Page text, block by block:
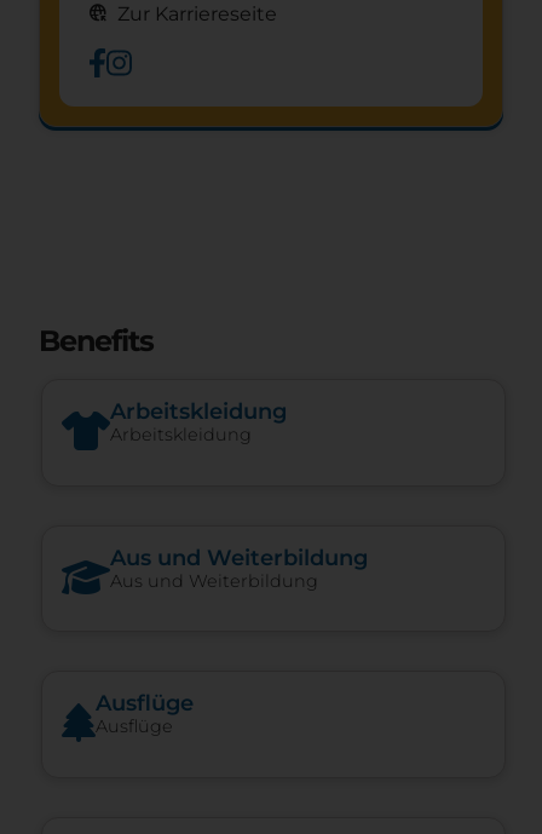
captive_portal Zur Karriereseite
Benefits
Arbeitskleidung
Arbeitskleidung
Aus und Weiterbildung
Aus und Weiterbildung
Ausflüge
Ausflüge